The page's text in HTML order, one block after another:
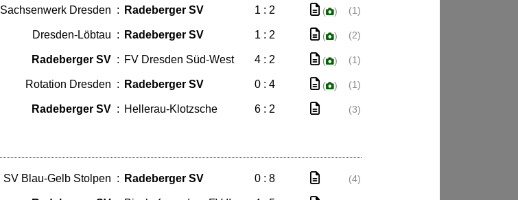
Sachsenwerk Dresden : Radeberger SV 1 : 2 ( ) (1)
Dresden-Löbtau : Radeberger SV 1 : 2 ( ) (2)
Radeberger SV : FV Dresden Süd-West 4 : 2 ( ) (1)
Rotation Dresden : Radeberger SV 0 : 4 ( ) (1)
Radeberger SV : Hellerau-Klotzsche 6 : 2 (3)
SV Blau-Gelb Stolpen : Radeberger SV 0 : 8 (4)